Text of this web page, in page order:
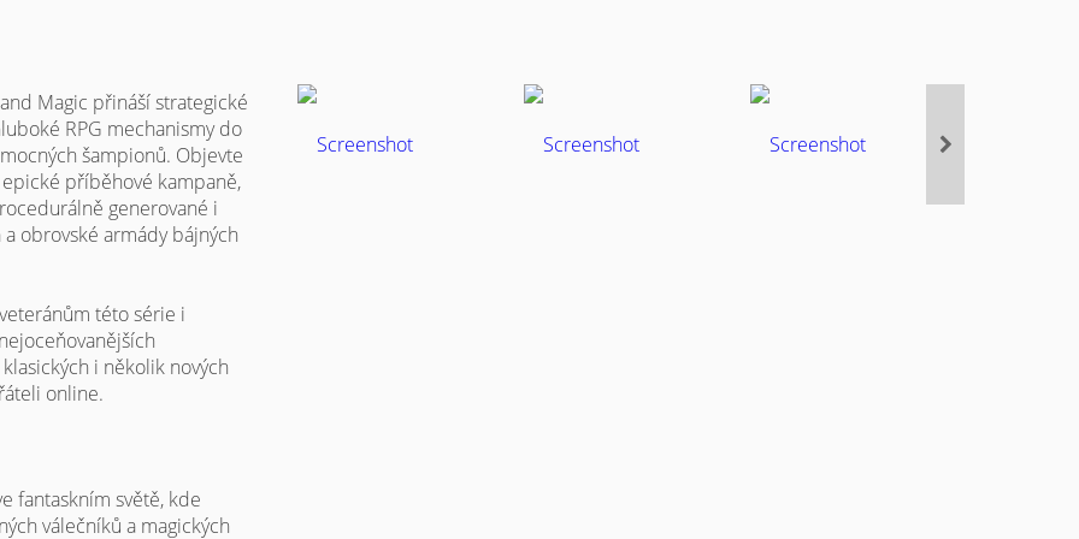
Magic přináší strategické
RPG mechanismy do
šampionů. Objevte
příběhové kampaně,
generované i
obrovské armády bájných
této série i
i několik nových
online.
fantaskním světě, kde
válečníků a magických